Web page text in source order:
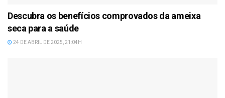
Descubra os benefícios comprovados da ameixa
seca para a saúde
24 DE ABRIL DE 2025, 21:04H